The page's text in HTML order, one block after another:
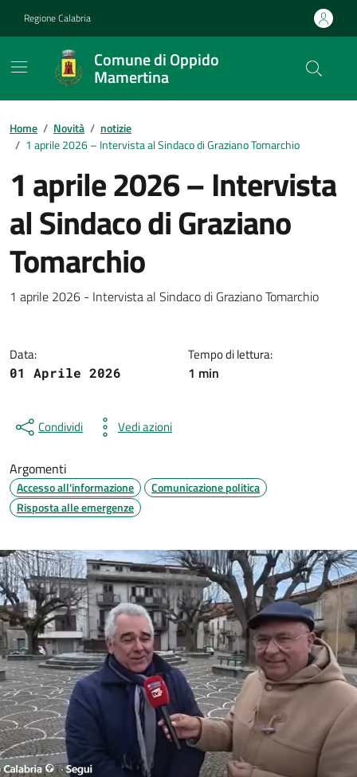
Regione Calabria
Comune di Oppido
Mamertina
Home / Novità / notizie
/ 1 aprile 2026 – Intervista al Sindaco di Graziano Tomarchio
1 aprile 2026 – Intervista
al Sindaco di Graziano
Tomarchio
Dettagli della notizia
1 aprile 2026 - Intervista al Sindaco di Graziano Tomarchio
Data:
01 Aprile 2026
Tempo di lettura:
1 min
Condividi Vedi azioni
Argomenti
Accesso all'informazione
Comunicazione politica
Risposta alle emergenze